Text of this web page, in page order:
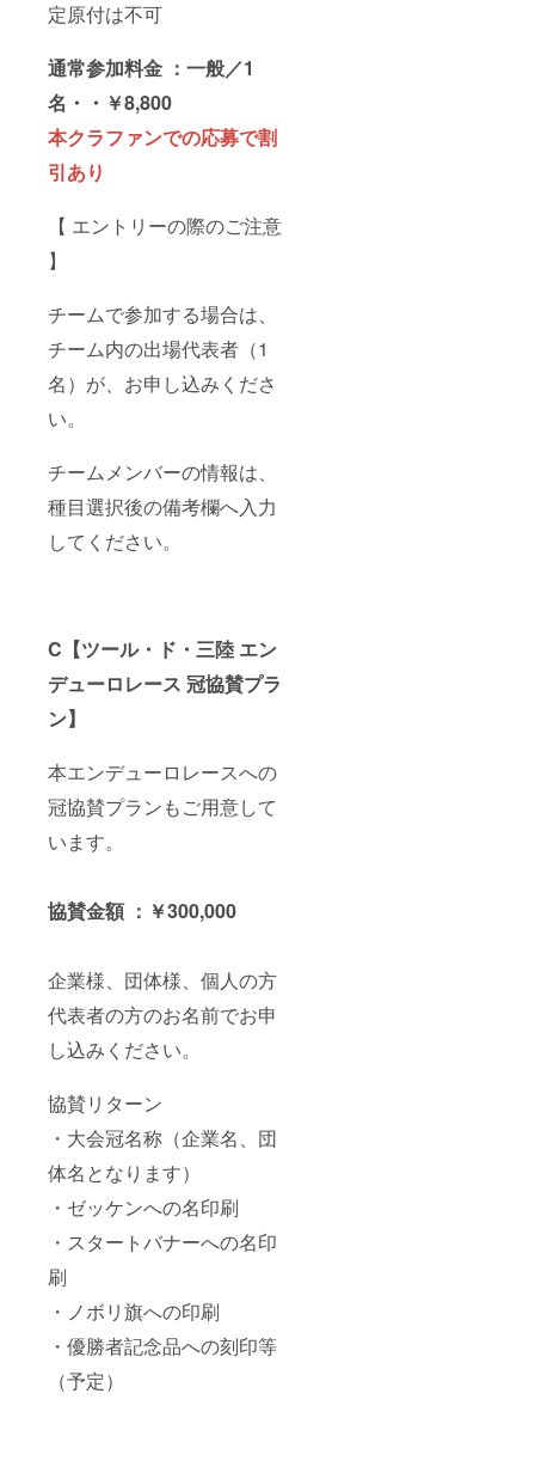
定原付は不可
通常参加料金 ：一般／1
名・・￥8,800
本クラファンでの応募で割
引あり
【 エントリーの際のご注意
】
チームで参加する場合は、
チーム内の出場代表者（1
名）が、お申し込みくださ
い。
チームメンバーの情報は、
種目選択後の備考欄へ入力
してください。
C【ツール・ド・三陸 エン
デューロレース 冠協賛プラ
ン】
本エンデューロレースへの
冠協賛プランもご用意して
います。
協賛金額 ：￥300,000
企業様、団体様、個人の方
代表者の方のお名前でお申
し込みください。
協賛リターン
・大会冠名称（企業名、団
体名となります）
・ゼッケンへの名印刷
・スタートバナーへの名印
刷
・ノボリ旗への印刷
・優勝者記念品への刻印等
（予定）